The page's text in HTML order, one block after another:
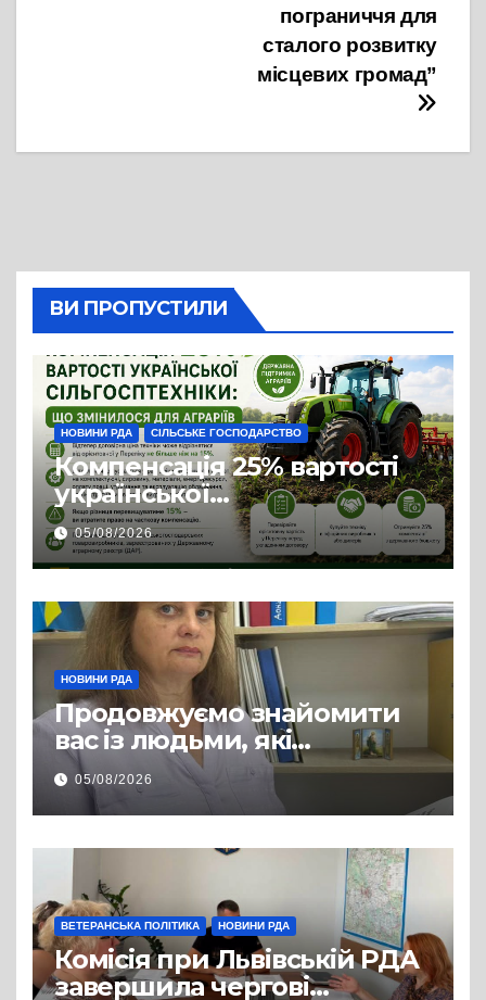
пограниччя для
сталого розвитку
місцевих громад”
ВИ ПРОПУСТИЛИ
НОВИНИ РДА СІЛЬСЬКЕ ГОСПОДАРСТВО
Компенсація 25% вартості
української
сільгосптехніки: що
змінилося для аграріїв
05/08/2026
НОВИНИ РДА
Продовжуємо знайомити
вас із людьми, які
допомагають нашим
захисникам і захисницям
повертатися до цивільного
життя
05/08/2026
ВЕТЕРАНСЬКА ПОЛІТИКА НОВИНИ РДА
Комісія при Львівській РДА
завершила чергові